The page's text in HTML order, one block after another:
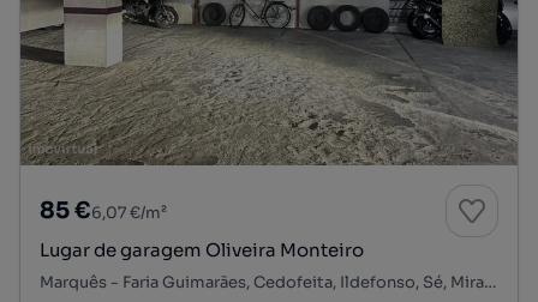
85 €6,07 €/m²
Lugar de garagem Oliveira Monteiro
Marquês - Faria Guimarães, Cedofeita, Ildefonso, Sé, Miragaia, Nicolau, Vitória, Porto, Porto